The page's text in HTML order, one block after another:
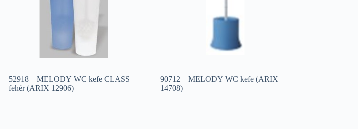
52918 – MELODY WC kefe CLASS
fehér (ARIX 12906)
90712 – MELODY WC kefe (ARIX
14708)